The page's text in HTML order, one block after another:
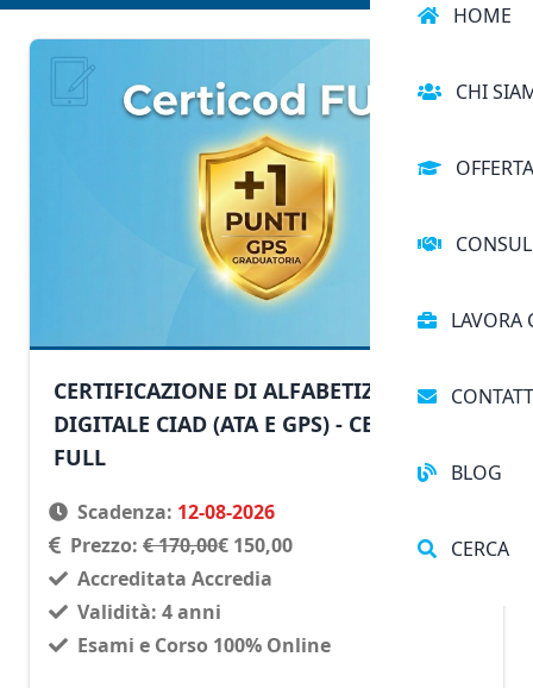
HOME
CHI
LAVORA
BLOG
CERCA
CERTIFICAZIONE DI ALFABETIZZAZIONE
DIGITALE CIAD (ATA E GPS) - CERTICOD
FULL
Scadenza: 12-08-2026
Prezzo: € 170,00€ 150,00
Accreditata Accredia
Validità: 4 anni
Esami e Corso 100% Online